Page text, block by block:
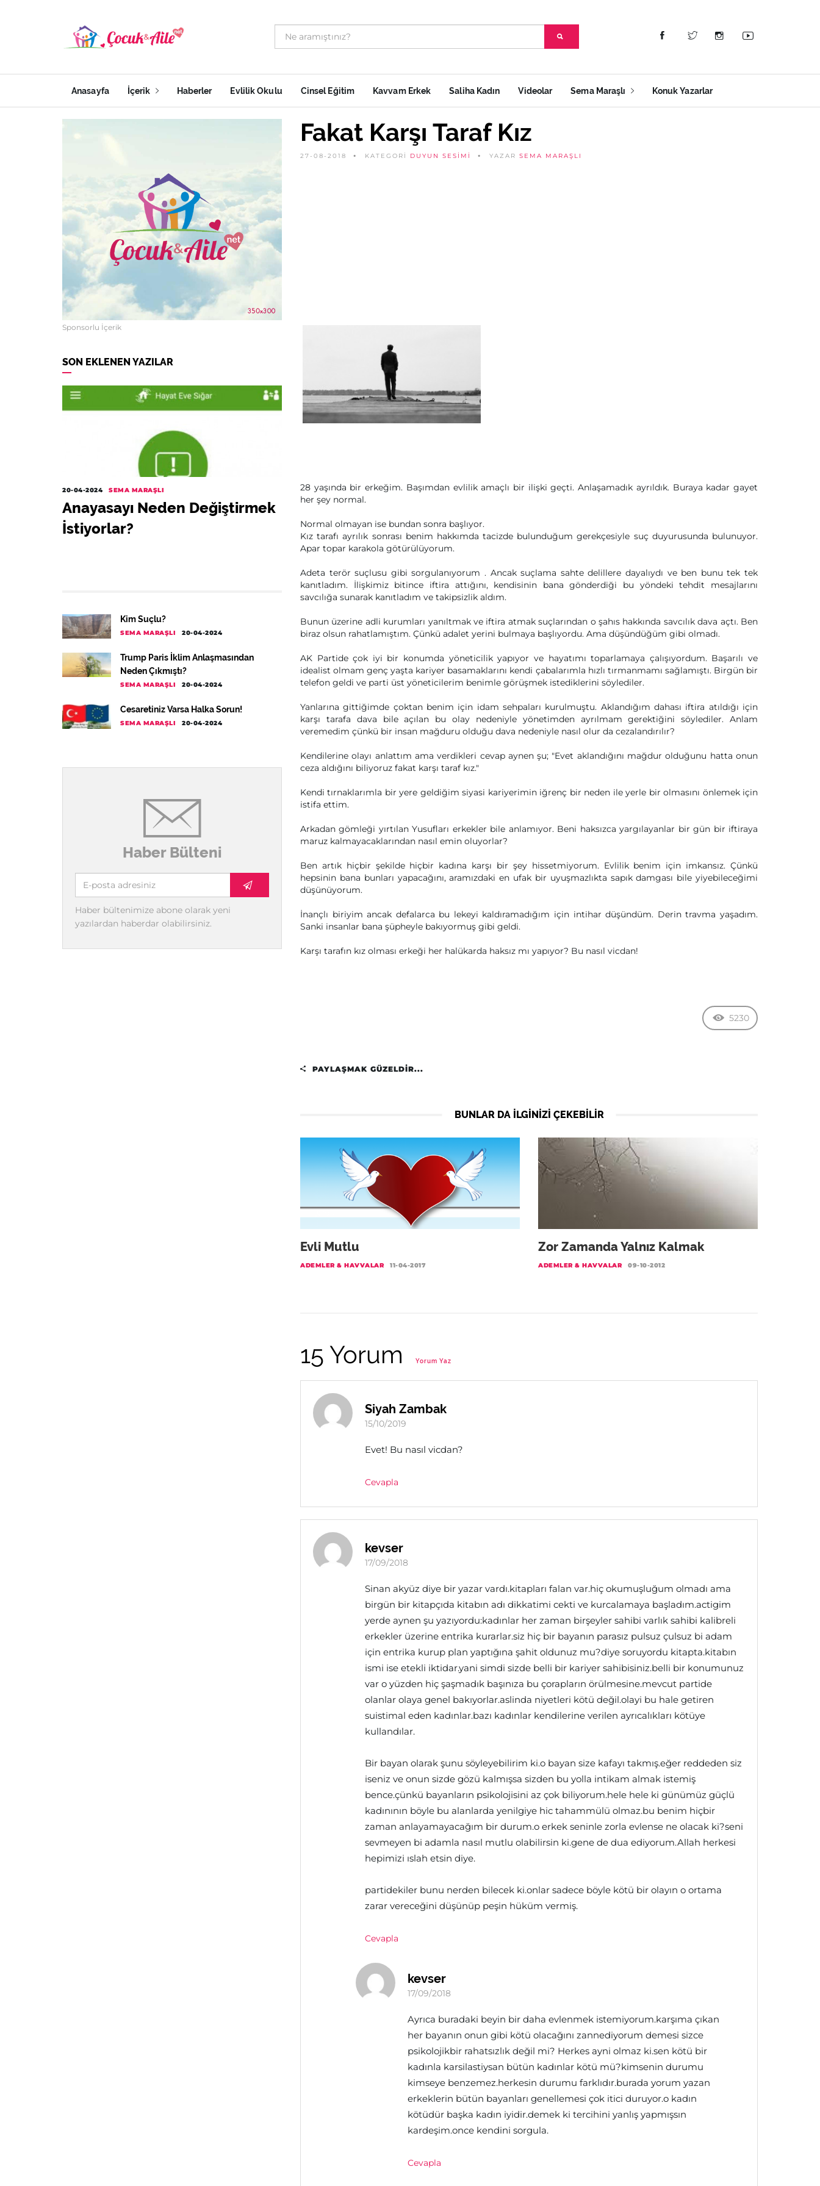
Anasayfa İçerik Haberler Evlilik Okulu Cinsel Eğitim Kavvam Erkek Saliha Kadın Videolar Sema Maraşlı Konuk Yazarlar
Sponsorlu İçerik
SON EKLENEN YAZILAR
20-04-2024 SEMA MARAŞLI
Anayasayı Neden Değiştirmek
İstiyorlar?
Kim Suçlu?
SEMA MARAŞLI 20-04-2024
Trump Paris İklim Anlaşmasından
Neden Çıkmıştı?
SEMA MARAŞLI 20-04-2024
Cesaretiniz Varsa Halka Sorun!
SEMA MARAŞLI 20-04-2024
Haber Bülteni
Haber bültenimize abone olarak yeni
yazılardan haberdar olabilirsiniz.
Fakat Karşı Taraf Kız
27-08-2018 KATEGORİ DUYUN SESIMI YAZAR SEMA MARAŞLI
28 yaşında bir erkeğim. Başımdan evlilik amaçlı bir ilişki geçti. Anlaşamadık ayrıldık. Buraya kadar gayet
her şey normal.
Normal olmayan ise bundan sonra başlıyor.
Kız tarafı ayrılık sonrası benim hakkımda tacizde bulunduğum gerekçesiyle suç duyurusunda bulunuyor.
Apar topar karakola götürülüyorum.
Adeta terör suçlusu gibi sorgulanıyorum . Ancak suçlama sahte delillere dayalıydı ve ben bunu tek tek
kanıtladım. İlişkimiz bitince iftira attığını, kendisinin bana gönderdiği bu yöndeki tehdit mesajlarını
savcılığa sunarak kanıtladım ve takipsizlik aldım.
Bunun üzerine adli kurumları yanıltmak ve iftira atmak suçlarından o şahıs hakkında savcılık dava açtı. Ben
biraz olsun rahatlamıştım. Çünkü adalet yerini bulmaya başlıyordu. Ama düşündüğüm gibi olmadı.
AK Partide çok iyi bir konumda yöneticilik yapıyor ve hayatımı toparlamaya çalışıyordum. Başarılı ve
idealist olmam genç yaşta kariyer basamaklarını kendi çabalarımla hızlı tırmanmamı sağlamıştı. Birgün bir
telefon geldi ve parti üst yöneticilerim benimle görüşmek istediklerini söylediler.
Yanlarına gittiğimde çoktan benim için idam sehpaları kurulmuştu. Aklandığım dahası iftira atıldığı için
karşı tarafa dava bile açılan bu olay nedeniyle yönetimden ayrılmam gerektiğini söylediler. Anlam
veremedim çünkü bir insan mağduru olduğu dava nedeniyle nasıl olur da cezalandırılır?
Kendilerine olayı anlattım ama verdikleri cevap aynen şu; "Evet aklandığını mağdur olduğunu hatta onun
ceza aldığını biliyoruz fakat karşı taraf kız."
Kendi tırnaklarımla bir yere geldiğim siyasi kariyerimin iğrenç bir neden ile yerle bir olmasını önlemek için
istifa ettim.
Arkadan gömleği yırtılan Yusufları erkekler bile anlamıyor. Beni haksızca yargılayanlar bir gün bir iftiraya
maruz kalmayacaklarından nasıl emin oluyorlar?
Ben artık hiçbir şekilde hiçbir kadına karşı bir şey hissetmiyorum. Evlilik benim için imkansız. Çünkü
hepsinin bana bunları yapacağını, aramızdaki en ufak bir uyuşmazlıkta sapık damgası bile yiyebileceğimi
düşünüyorum.
İnançlı biriyim ancak defalarca bu lekeyi kaldıramadığım için intihar düşündüm. Derin travma yaşadım.
Sanki insanlar bana şüpheyle bakıyormuş gibi geldi.
Karşı tarafın kız olması erkeği her halükarda haksız mı yapıyor? Bu nasıl vicdan!
5230
PAYLAŞMAK GÜZELDIR...
BUNLAR DA ILGINIZI ÇEKEBILIR
Evli Mutlu
ADEMLER & HAVVALAR 11-04-2017
Zor Zamanda Yalnız Kalmak
ADEMLER & HAVVALAR 09-10-2012
15 Yorum Yorum Yaz
Siyah Zambak
15/10/2019
Evet! Bu nasıl vicdan?
Cevapla
kevser
17/09/2018
Sinan akyüz diye bir yazar vardı.kitapları falan var.hiç okumuşluğum olmadı ama
birgün bir kitapçıda kitabın adı dikkatimi cekti ve kurcalamaya başladım.actigim
yerde aynen şu yazıyordu:kadınlar her zaman birşeyler sahibi varlık sahibi kalibreli
erkekler üzerine entrika kurarlar.siz hiç bir bayanın parasız pulsuz çulsuz bi adam
için entrika kurup plan yaptığına şahit oldunuz mu?diye soruyordu kitapta.kitabın
ismi ise etekli iktidar.yani simdi sizde belli bir kariyer sahibisiniz.belli bir konumunuz
var o yüzden hiç şaşmadık başınıza bu çorapların örülmesine.mevcut partide
olanlar olaya genel bakıyorlar.aslinda niyetleri kötü değil.olayi bu hale getiren
suistimal eden kadınlar.bazı kadınlar kendilerine verilen ayrıcalıkları kötüye
kullandılar.
Bir bayan olarak şunu söyleyebilirim ki.o bayan size kafayı takmış.eğer reddeden siz
iseniz ve onun sizde gözü kalmışsa sizden bu yolla intikam almak istemiş
bence.çünkü bayanların psikolojisini az çok biliyorum.hele hele ki günümüz güçlü
kadınının böyle bu alanlarda yenilgiye hic tahammülü olmaz.bu benim hiçbir
zaman anlayamayacağım bir durum.o erkek seninle zorla evlense ne olacak ki?seni
sevmeyen bi adamla nasıl mutlu olabilirsin ki.gene de dua ediyorum.Allah herkesi
hepimizi ıslah etsin diye.
partidekiler bunu nerden bilecek ki.onlar sadece böyle kötü bir olayın o ortama
zarar vereceğini düşünüp peşin hüküm vermiş.
Cevapla
kevser
17/09/2018
Ayrıca buradaki beyin bir daha evlenmek istemiyorum.karşıma çıkan
her bayanın onun gibi kötü olacağını zannediyorum demesi sizce
psikolojikbir rahatsızlık değil mi? Herkes ayni olmaz ki.sen kötü bir
kadınla karsilastiysan bütün kadınlar kötü mü?kimsenin durumu
kimseye benzemez.herkesin durumu farklıdır.burada yorum yazan
erkeklerin bütün bayanları genellemesi çok itici duruyor.o kadın
kötüdür başka kadın iyidir.demek ki tercihini yanlış yapmışsın
kardeşim.once kendini sorgula.
Cevapla